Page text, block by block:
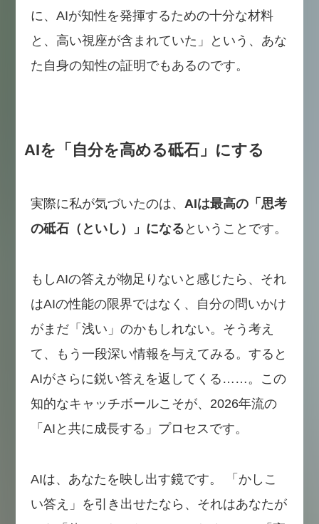
に、AIが知性を発揮するための十分な材料
と、高い視座が含まれていた」という、あな
た自身の知性の証明でもあるのです。
AIを「自分を高める砥石」にする
実際に私が気づいたのは、 AIは最高の「思考
の砥石（といし）」になる ということです。
もしAIの答えが物足りないと感じたら、それ
はAIの性能の限界ではなく、自分の問いかけ
がまだ「浅い」のかもしれない。そう考え
て、もう一段深い情報を与えてみる。すると
AIがさらに鋭い答えを返してくる……。この
知的なキャッチボールこそが、2026年流の
「AIと共に成長する」プロセスです。
AIは、あなたを映し出す鏡です。 「かしこ
い答え」を引き出せたなら、それはあなたが